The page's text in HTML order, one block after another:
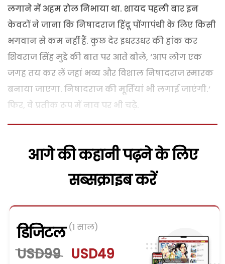
लगाने में अहम रोल निभाया था. शायद पहली बार इन
केवटों ने जाना कि निषादराज हिंदू पोंगापंथी के लिए किसी
भगवान से कम नहीं हैं. कुछ देर इधरउधर की हांक कर
शिवराज सिंह मुद्दे की बात पर आते बोले, ‘आप लोग एक
जगह तय कर लें जहां भव्य और विशाल निषादराज स्मारक
बनाया जाएगा. निषादराज की मूर्तियां भी लगाई जाएंगी.’
फिर, वे प्रतीक रूप में नाव पर भी चढ़े.
आगे की कहानी पढ़ने के लिए
सब्सक्राइब करें
डिजिटल (1 साल)
USD99 USD49